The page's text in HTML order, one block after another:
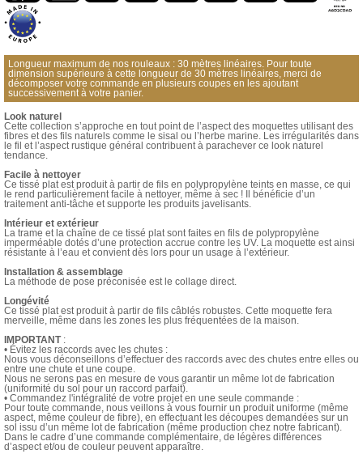
Longueur maximum de nos rouleaux : 30 mètres linéaires. Pour toute
dimension supérieure à cette longueur de 30 mètres linéaires, merci de
décomposer votre commande en plusieurs coupes en les ajoutant
successivement à votre panier.
Look naturel
Cette collection s’approche en tout point de l’aspect des moquettes utilisant des
fibres et des fils naturels comme le sisal ou l’herbe marine. Les irrégularités dans
le fil et l’aspect rustique général contribuent à parachever ce look naturel
tendance.
Facile à nettoyer
Ce tissé plat est produit à partir de fils en polypropylène teints en masse, ce qui
le rend particulièrement facile à nettoyer, même à sec ! Il bénéficie d’un
traitement anti-tâche et supporte les produits javelisants.
Intérieur et extérieur
La trame et la chaîne de ce tissé plat sont faites en fils de polypropylène
imperméable dotés d’une protection accrue contre les UV. La moquette est ainsi
résistante à l’eau et convient dès lors pour un usage à l’extérieur.
Installation & assemblage
La méthode de pose préconisée est le collage direct.
Longévité
Ce tissé plat est produit à partir de fils câblés robustes. Cette moquette fera
merveille, même dans les zones les plus fréquentées de la maison.
IMPORTANT:
• Évitez les raccords avec les chutes :
Nous vous déconseillons d’effectuer des raccords avec des chutes entre elles ou
entre une chute et une coupe.
Nous ne serons pas en mesure de vous garantir un même lot de fabrication
(uniformité du sol pour un raccord parfait).
• Commandez l'intégralité de votre projet en une seule commande :
Pour toute commande, nous veillons à vous fournir un produit uniforme (même
aspect, même couleur de fibre), en effectuant les découpes demandées sur un
sol issu d’un même lot de fabrication (même production chez notre fabricant).
Dans le cadre d’une commande complémentaire, de légères différences
d’aspect et/ou de couleur peuvent apparaître.